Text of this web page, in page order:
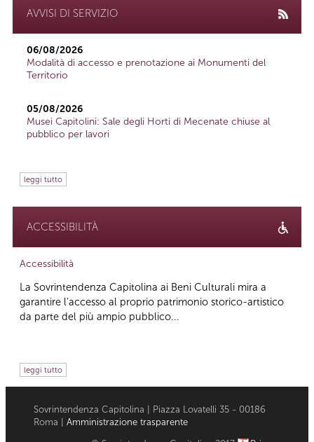
AVVISI DI SERVIZIO
06/08/2026
Modalità di accesso e prenotazione ai Monumenti del
Territorio
05/08/2026
Musei Capitolini: Sale degli Horti di Mecenate chiuse al
pubblico per lavori
leggi tutto
ACCESSIBILITÀ
Accessibilità
La Sovrintendenza Capitolina ai Beni Culturali mira a
garantire l’accesso al proprio patrimonio storico-artistico
da parte del più ampio pubblico...
leggi tutto
Sovrintendenza Capitolina | Piazza Lovatelli 35 - 00186
Roma | Amministrazione trasparente